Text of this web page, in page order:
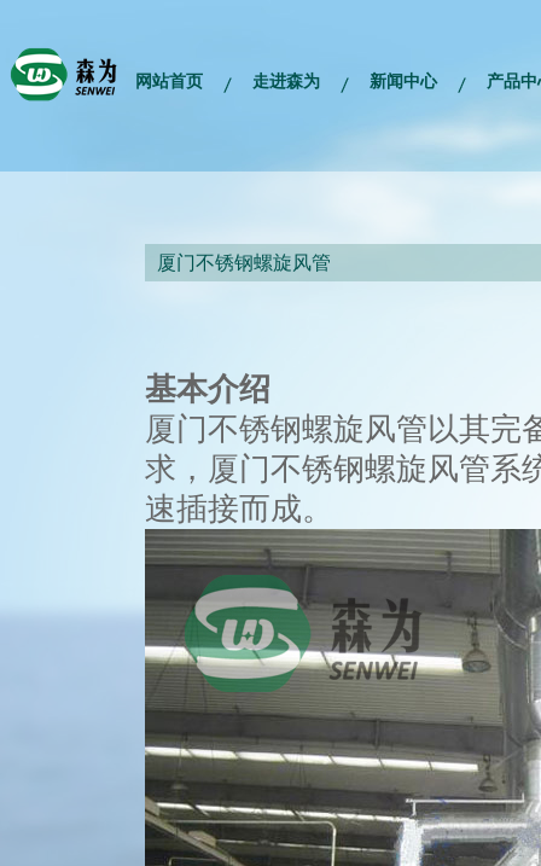
网站首页 走进森为 新闻中心 产品中
厦门不锈钢螺旋风管
基本介绍
厦门不锈钢螺旋风管以其完
求，厦门不锈钢螺旋风管系
速插接而成。